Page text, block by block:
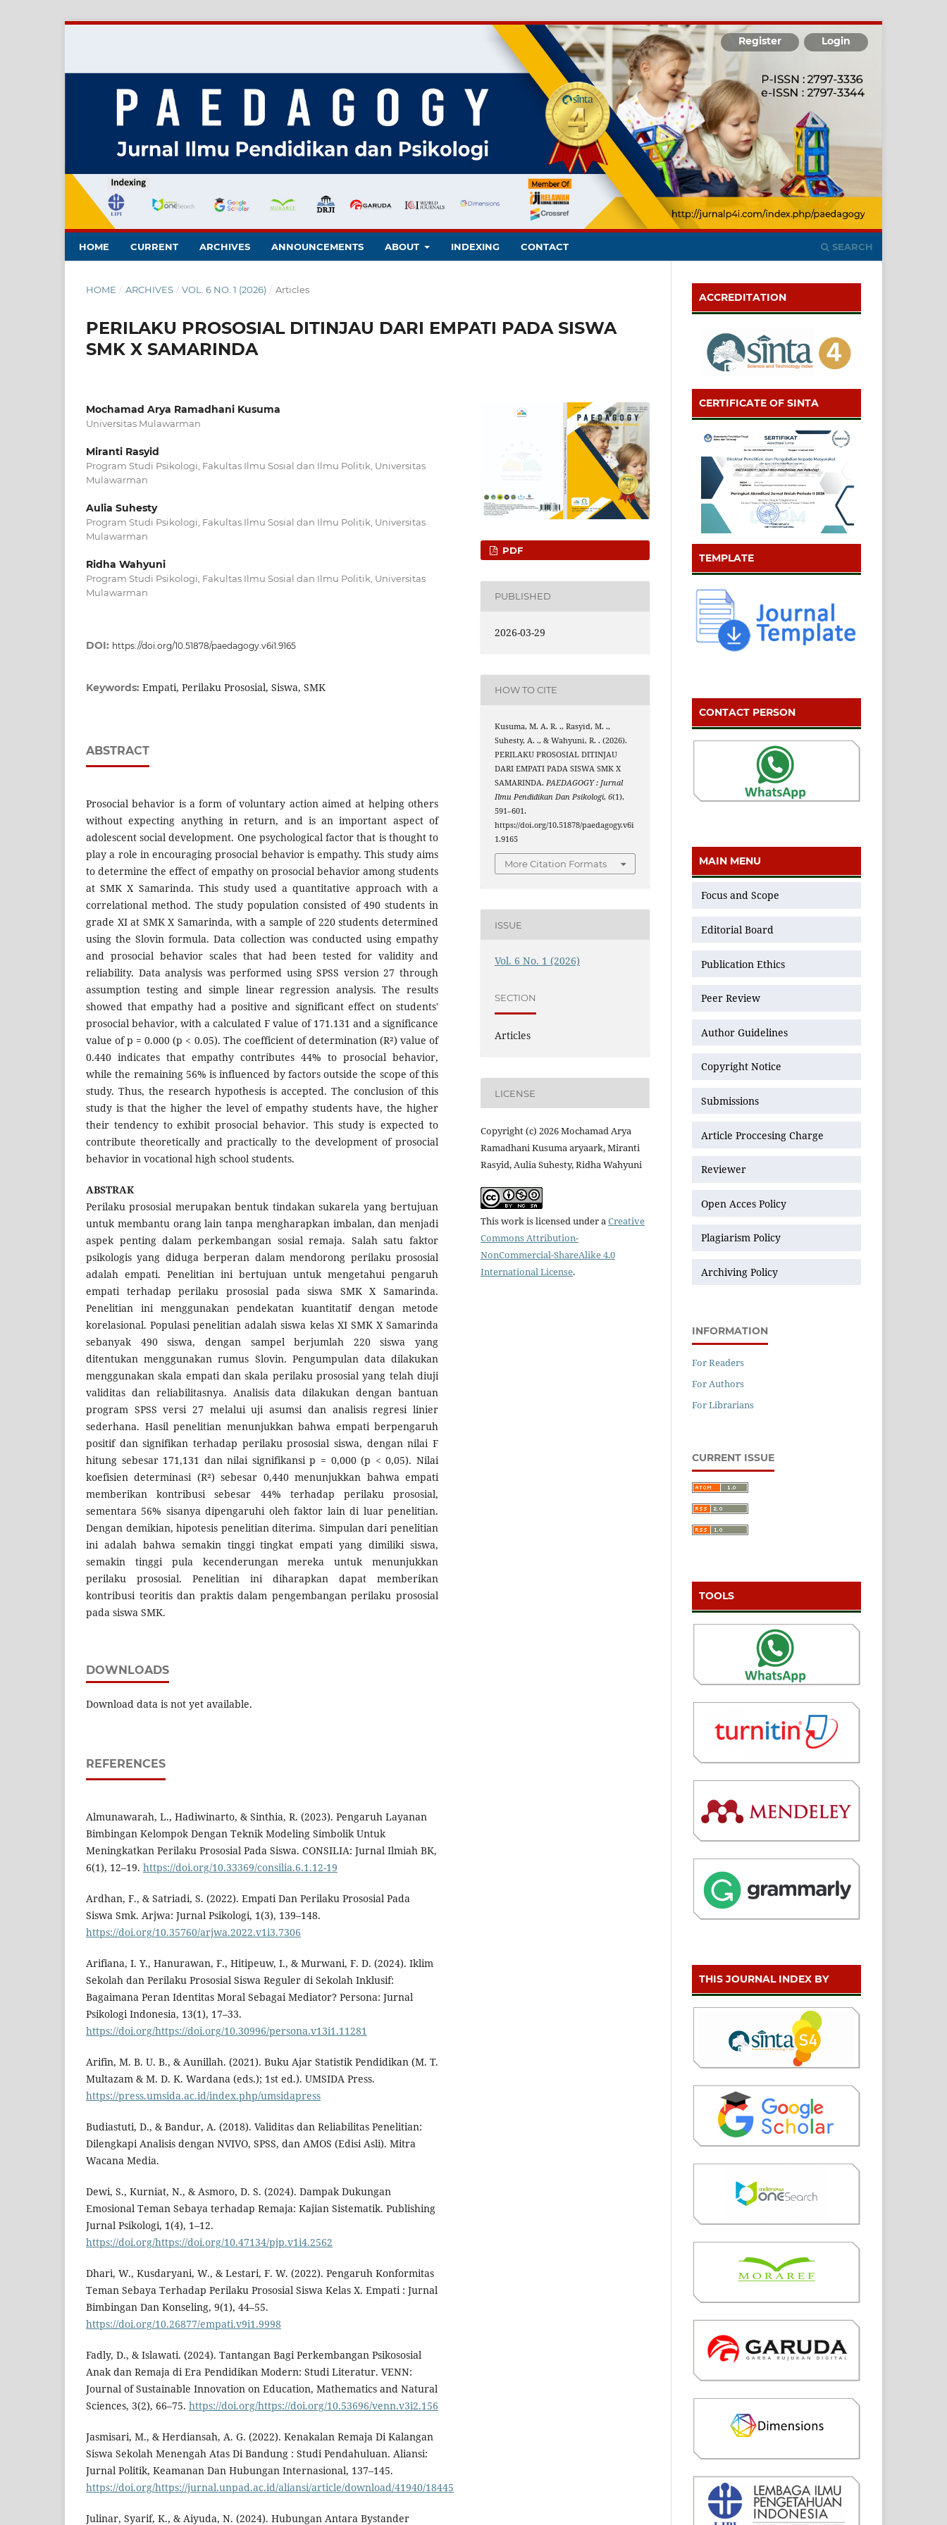
HOME CURRENT ARCHIVES ANNOUNCEMENTS ABOUT INDEXING CONTACT SEARCH
Register Login
HOME / ARCHIVES / VOL. 6 NO. 1 (2026) / Articles
PERILAKU PROSOSIAL DITINJAU DARI EMPATI PADA SISWA
SMK X SAMARINDA
Mochamad Arya Ramadhani Kusuma
Universitas Mulawarman
Miranti Rasyid
Program Studi Psikologi, Fakultas Ilmu Sosial dan Ilmu Politik, Universitas
Mulawarman
Aulia Suhesty
Program Studi Psikologi, Fakultas Ilmu Sosial dan Ilmu Politik, Universitas
Mulawarman
Ridha Wahyuni
Program Studi Psikologi, Fakultas Ilmu Sosial dan Ilmu Politik, Universitas
Mulawarman
DOI: https://doi.org/10.51878/paedagogy.v6i1.9165
Keywords: Empati, Perilaku Prososial, Siswa, SMK
ABSTRACT
Prosocial behavior is a form of voluntary action aimed at helping others
without expecting anything in return, and is an important aspect of
adolescent social development. One psychological factor that is thought to
play a role in encouraging prosocial behavior is empathy. This study aims
to determine the effect of empathy on prosocial behavior among students
at SMK X Samarinda. This study used a quantitative approach with a
correlational method. The study population consisted of 490 students in
grade XI at SMK X Samarinda, with a sample of 220 students determined
using the Slovin formula. Data collection was conducted using empathy
and prosocial behavior scales that had been tested for validity and
reliability. Data analysis was performed using SPSS version 27 through
assumption testing and simple linear regression analysis. The results
showed that empathy had a positive and significant effect on students'
prosocial behavior, with a calculated F value of 171.131 and a significance
value of p = 0.000 (p < 0.05). The coefficient of determination (R²) value of
0.440 indicates that empathy contributes 44% to prosocial behavior,
while the remaining 56% is influenced by factors outside the scope of this
study. Thus, the research hypothesis is accepted. The conclusion of this
study is that the higher the level of empathy students have, the higher
their tendency to exhibit prosocial behavior. This study is expected to
contribute theoretically and practically to the development of prosocial
behavior in vocational high school students.
ABSTRAK
Perilaku prososial merupakan bentuk tindakan sukarela yang bertujuan
untuk membantu orang lain tanpa mengharapkan imbalan, dan menjadi
aspek penting dalam perkembangan sosial remaja. Salah satu faktor
psikologis yang diduga berperan dalam mendorong perilaku prososial
adalah empati. Penelitian ini bertujuan untuk mengetahui pengaruh
empati terhadap perilaku prososial pada siswa SMK X Samarinda.
Penelitian ini menggunakan pendekatan kuantitatif dengan metode
korelasional. Populasi penelitian adalah siswa kelas XI SMK X Samarinda
sebanyak 490 siswa, dengan sampel berjumlah 220 siswa yang
ditentukan menggunakan rumus Slovin. Pengumpulan data dilakukan
menggunakan skala empati dan skala perilaku prososial yang telah diuji
validitas dan reliabilitasnya. Analisis data dilakukan dengan bantuan
program SPSS versi 27 melalui uji asumsi dan analisis regresi linier
sederhana. Hasil penelitian menunjukkan bahwa empati berpengaruh
positif dan signifikan terhadap perilaku prososial siswa, dengan nilai F
hitung sebesar 171,131 dan nilai signifikansi p = 0,000 (p < 0,05). Nilai
koefisien determinasi (R²) sebesar 0,440 menunjukkan bahwa empati
memberikan kontribusi sebesar 44% terhadap perilaku prososial,
sementara 56% sisanya dipengaruhi oleh faktor lain di luar penelitian.
Dengan demikian, hipotesis penelitian diterima. Simpulan dari penelitian
ini adalah bahwa semakin tinggi tingkat empati yang dimiliki siswa,
semakin tinggi pula kecenderungan mereka untuk menunjukkan
perilaku prososial. Penelitian ini diharapkan dapat memberikan
kontribusi teoritis dan praktis dalam pengembangan perilaku prososial
pada siswa SMK.
DOWNLOADS
Download data is not yet available.
REFERENCES
Almunawarah, L., Hadiwinarto, & Sinthia, R. (2023). Pengaruh Layanan
Bimbingan Kelompok Dengan Teknik Modeling Simbolik Untuk
Meningkatkan Perilaku Prososial Pada Siswa. CONSILIA: Jurnal Ilmiah BK,
6(1), 12–19. https://doi.org/10.33369/consilia.6.1.12-19
Ardhan, F., & Satriadi, S. (2022). Empati Dan Perilaku Prososial Pada
Siswa Smk. Arjwa: Jurnal Psikologi, 1(3), 139–148.
https://doi.org/10.35760/arjwa.2022.v1i3.7306
Arifiana, I. Y., Hanurawan, F., Hitipeuw, I., & Murwani, F. D. (2024). Iklim
Sekolah dan Perilaku Prososial Siswa Reguler di Sekolah Inklusif:
Bagaimana Peran Identitas Moral Sebagai Mediator? Persona: Jurnal
Psikologi Indonesia, 13(1), 17–33.
https://doi.org/https://doi.org/10.30996/persona.v13i1.11281
Arifin, M. B. U. B., & Aunillah. (2021). Buku Ajar Statistik Pendidikan (M. T.
Multazam & M. D. K. Wardana (eds.); 1st ed.). UMSIDA Press.
https://press.umsida.ac.id/index.php/umsidapress
Budiastuti, D., & Bandur, A. (2018). Validitas dan Reliabilitas Penelitian:
Dilengkapi Analisis dengan NVIVO, SPSS, dan AMOS (Edisi Asli). Mitra
Wacana Media.
Dewi, S., Kurniat, N., & Asmoro, D. S. (2024). Dampak Dukungan
Emosional Teman Sebaya terhadap Remaja: Kajian Sistematik. Publishing
Jurnal Psikologi, 1(4), 1–12.
https://doi.org/https://doi.org/10.47134/pjp.v1i4.2562
Dhari, W., Kusdaryani, W., & Lestari, F. W. (2022). Pengaruh Konformitas
Teman Sebaya Terhadap Perilaku Prososial Siswa Kelas X. Empati : Jurnal
Bimbingan Dan Konseling, 9(1), 44–55.
https://doi.org/10.26877/empati.v9i1.9998
Fadly, D., & Islawati. (2024). Tantangan Bagi Perkembangan Psikososial
Anak dan Remaja di Era Pendidikan Modern: Studi Literatur. VENN:
Journal of Sustainable Innovation on Education, Mathematics and Natural
Sciences, 3(2), 66–75. https://doi.org/https://doi.org/10.53696/venn.v3i2.156
Jasmisari, M., & Herdiansah, A. G. (2022). Kenakalan Remaja Di Kalangan
Siswa Sekolah Menengah Atas Di Bandung : Studi Pendahuluan. Aliansi:
Jurnal Politik, Keamanan Dan Hubungan Internasional, 137–145.
https://doi.org/https://jurnal.unpad.ac.id/aliansi/article/download/41940/18445
Julinar, Syarif, K., & Aiyuda, N. (2024). Hubungan Antara Bystander
PDF
PUBLISHED
2026-03-29
HOW TO CITE
Kusuma, M. A. R. ., Rasyid, M. .,
Suhesty, A. ., & Wahyuni, R. . (2026).
PERILAKU PROSOSIAL DITINJAU
DARI EMPATI PADA SISWA SMK X
SAMARINDA. PAEDAGOGY : Jurnal
Ilmu Pendidikan Dan Psikologi,6(1),
591–601.
https://doi.org/10.51878/paedagogy.v6i
1.9165
More Citation Formats
ISSUE
Vol. 6 No. 1 (2026)
SECTION
Articles
LICENSE
Copyright (c) 2026 Mochamad Arya
Ramadhani Kusuma aryaark, Miranti
Rasyid, Aulia Suhesty, Ridha Wahyuni
This work is licensed under aCreative
Commons Attribution-
NonCommercial-ShareAlike 4.0
International License.
ACCREDITATION
CERTIFICATE OF SINTA
TEMPLATE
CONTACT PERSON
MAIN MENU
Focus and Scope
Editorial Board
Publication Ethics
Peer Review
Author Guidelines
Copyright Notice
Submissions
Article Proccesing Charge
Reviewer
Open Acces Policy
Plagiarism Policy
Archiving Policy
INFORMATION
For Readers
For Authors
For Librarians
CURRENT ISSUE
TOOLS
THIS JOURNAL INDEX BY